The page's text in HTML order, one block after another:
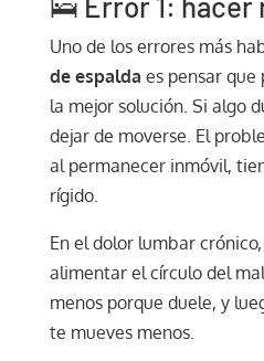
Uno de los errores más
de espalda es pensar
la mejor solución. Si algo
dejar de moverse. El
al permanecer inmóvil,
rígido.
En el dolor lumbar
alimentar el círculo del
menos porque duele, y
te mueves menos.